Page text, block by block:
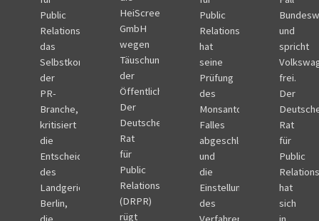
Public
Relations,
das
Selbstkontrollorgan
der
PR-
Branche,
kritisiert
die
Entscheidung
des
Landgerichts
Berlin,
HeiScreen
GmbH
wegen
Täuschung
der
Öffentlichtkeit.
Der
Deutsche
Rat
für
Public
Relations
(DRPR)
rügt
Public
Relations
hat
seine
Prüfung
des
Monsanto-
Falles
abgeschlossen
und
die
Einstellung
des
und
spricht
frei.
Der
Rat
für
Public
Relations
hat
sich